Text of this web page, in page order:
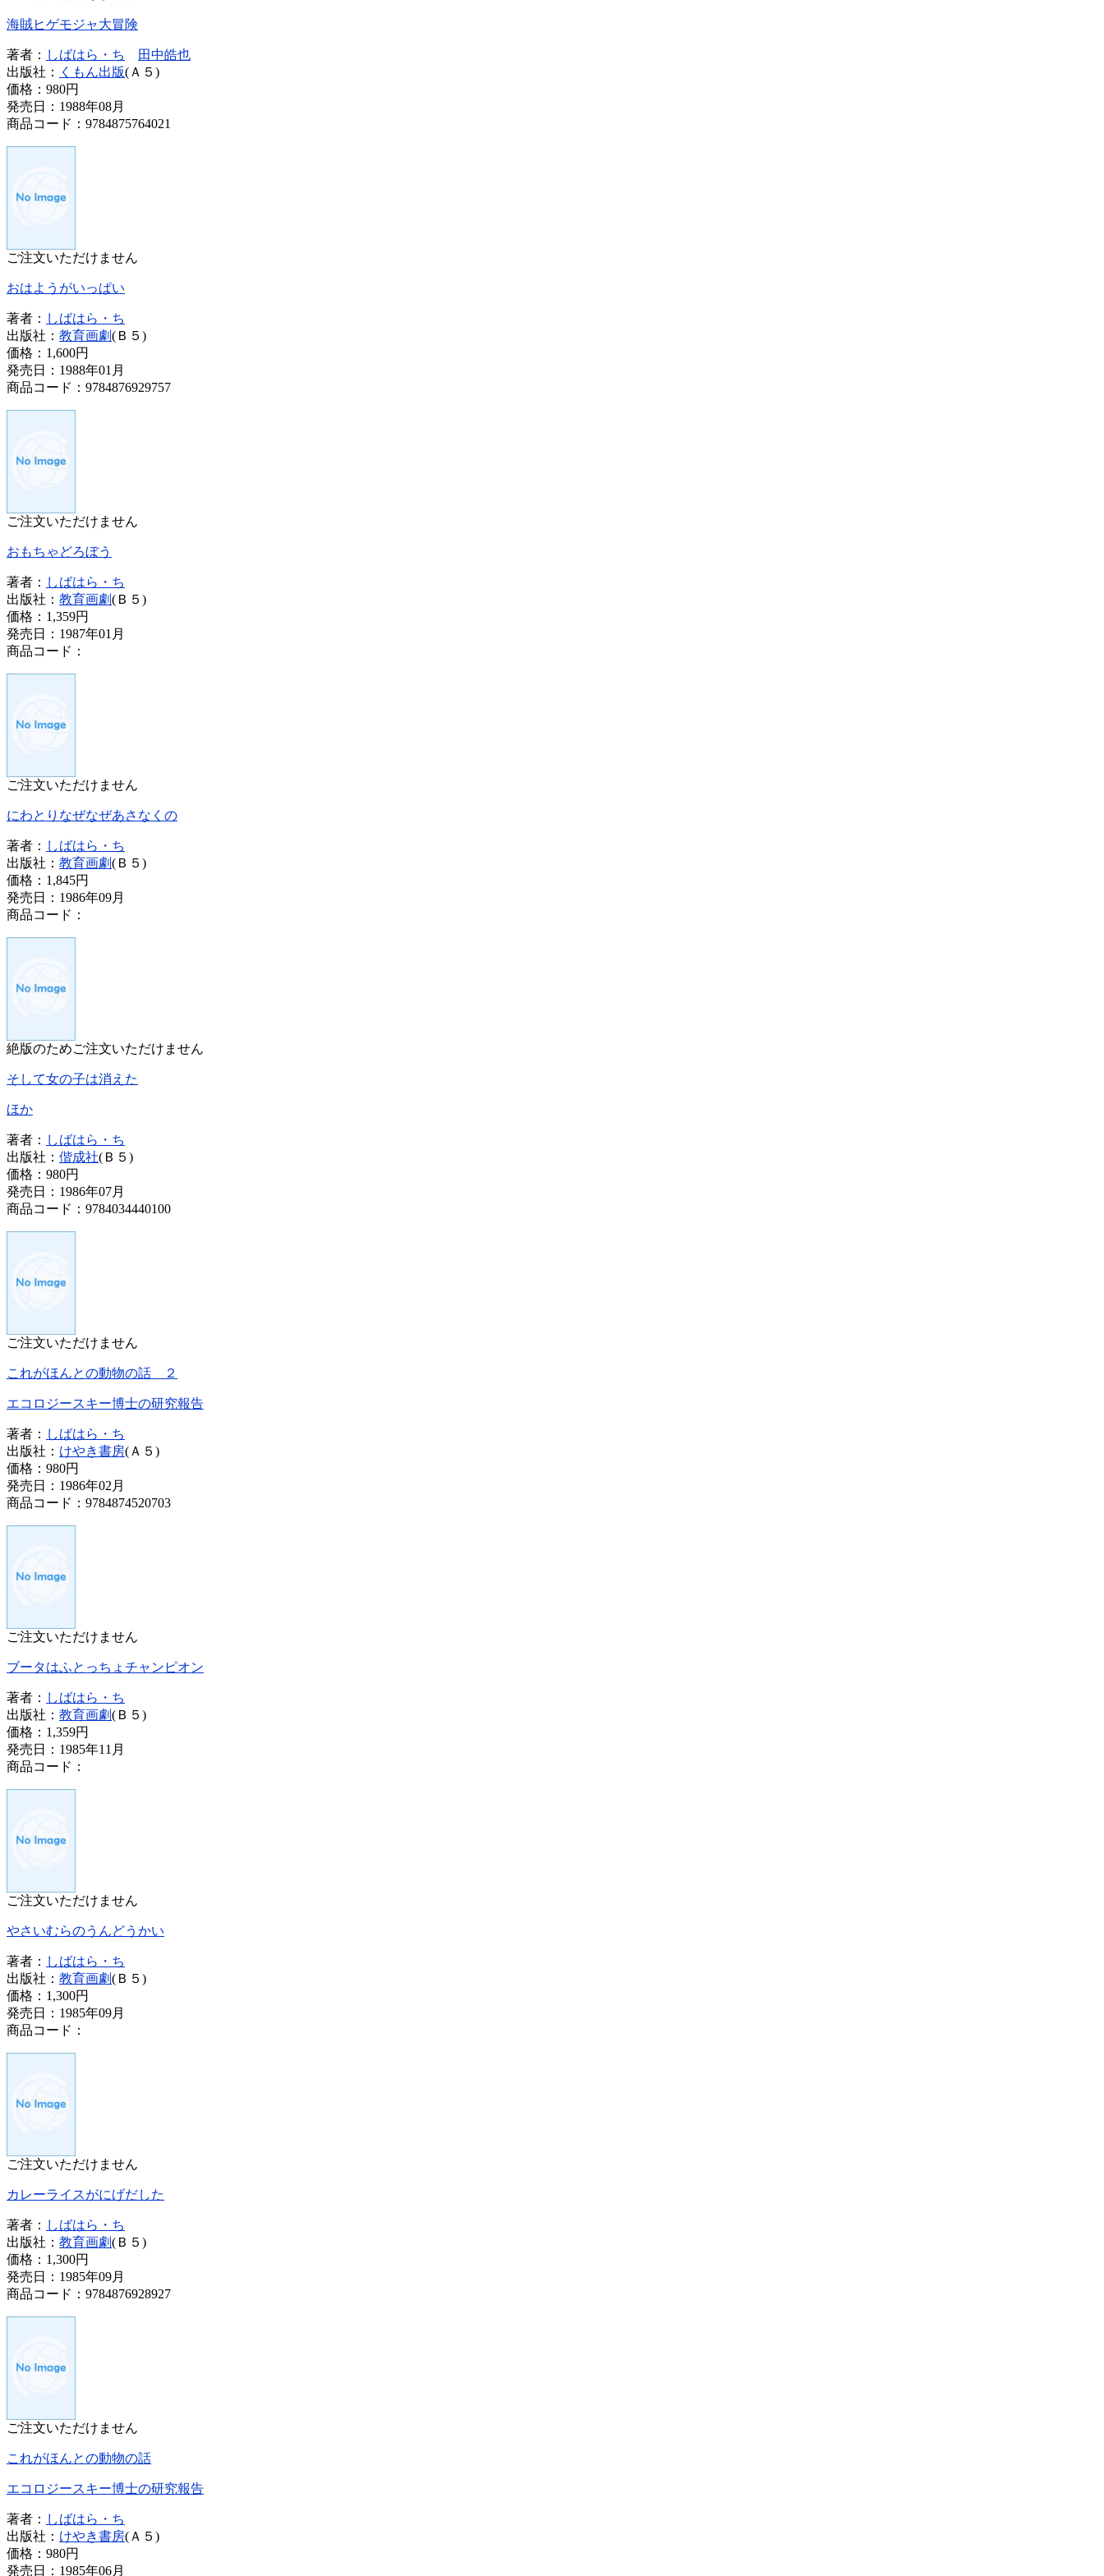
海賊ヒゲモジャ大冒険
著者： しばはら・ち
田中皓也
出版社：
くもん出版(Ａ５)
価格： 980円
発売日：1988年08月
商品コード：9784875764021
ご注文いただけません
おはようがいっぱい
著者： しばはら・ち
出版社： 教育画劇(Ｂ５)
価格： 1,600円
発売日：1988年01月
商品コード：9784876929757
ご注文いただけません
おもちゃどろぼう
著者： しばはら・ち
出版社： 教育画劇(Ｂ５)
価格： 1,359円
発売日：1987年01月
商品コード：
ご注文いただけません
にわとりなぜなぜあさなくの
著者： しばはら・ち
出版社： 教育画劇(Ｂ５)
価格： 1,845円
発売日：1986年09月
商品コード：
絶版のためご注文いただけません
そして女の子は消えた
ほか
著者： しばはら・ち
出版社： 偕成社(Ｂ５)
価格： 980円
発売日：1986年07月
商品コード：9784034440100
ご注文いただけません
これがほんとの動物の話 ２
エコロジースキー博士の研究報告
著者： しばはら・ち
出版社： けやき書房(Ａ５)
価格： 980円
発売日：1986年02月
商品コード：9784874520703
ご注文いただけません
ブータはふとっちょチャンピオン
著者： しばはら・ち
出版社： 教育画劇(Ｂ５)
価格： 1,359円
発売日：1985年11月
商品コード：
ご注文いただけません
やさいむらのうんどうかい
著者： しばはら・ち
出版社： 教育画劇(Ｂ５)
価格： 1,300円
発売日：1985年09月
商品コード：
ご注文いただけません
カレーライスがにげだした
著者： しばはら・ち
出版社： 教育画劇(Ｂ５)
価格： 1,300円
発売日：1985年09月
商品コード：9784876928927
ご注文いただけません
これがほんとの動物の話
エコロジースキー博士の研究報告
著者： しばはら・ち
出版社： けやき書房(Ａ５)
価格： 980円
発売日：1985年06月